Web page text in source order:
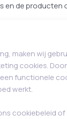
en de producten
maken wij
cookies.
functionele
werkt.
cookiebeleid of